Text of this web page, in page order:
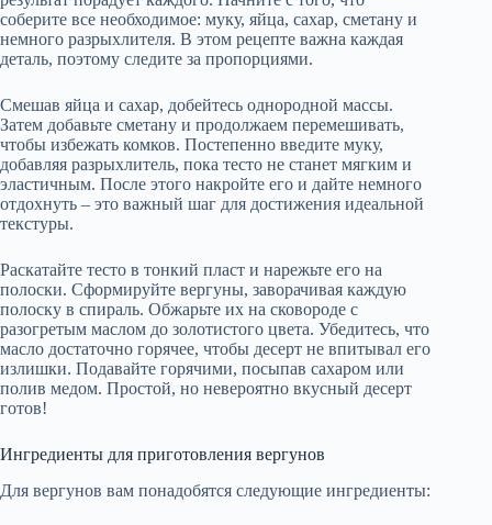
соберите все необходимое: муку, яйца, сахар, сметану и
немного разрыхлителя. В этом рецепте важна каждая
деталь, поэтому следите за пропорциями.
Смешав яйца и сахар, добейтесь однородной массы.
Затем добавьте сметану и продолжаем перемешивать,
чтобы избежать комков. Постепенно введите муку,
добавляя разрыхлитель, пока тесто не станет мягким и
эластичным. После этого накройте его и дайте немного
отдохнуть – это важный шаг для достижения идеальной
текстуры.
Раскатайте тесто в тонкий пласт и нарежьте его на
полоски. Сформируйте вергуны, заворачивая каждую
полоску в спираль. Обжарьте их на сковороде с
разогретым маслом до золотистого цвета. Убедитесь, что
масло достаточно горячее, чтобы десерт не впитывал его
излишки. Подавайте горячими, посыпав сахаром или
полив медом. Простой, но невероятно вкусный десерт
готов!
Ингредиенты для приготовления вергунов
Для вергунов вам понадобятся следующие ингредиенты: